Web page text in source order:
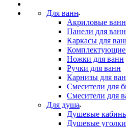
Для ванн
Акриловые
Панели для ванн
Каркасы для
Комплектующие
Ножки для ванн
Ручки для ванн
Карнизы для
Смесители для
Смесители для
Для душа
Душевые
Душевые уголки